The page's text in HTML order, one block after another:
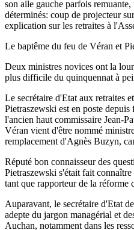
son aile gauche parfois remuante,
déterminés: coup de projecteur
explication sur les retraites à
Le baptême du feu de Véran et
Deux ministres novices ont la
plus difficile du quinquennat à
Le secrétaire d'Etat aux retraites
Pietraszewski est en poste
l'ancien haut commissaire Jean-
Véran vient d'être nommé
remplacement d'Agnès Buzyn,
Réputé bon connaisseur des
Pietraszewski s'était fait
tant que rapporteur de la réforme
Auparavant, le secrétaire d'Etat
adepte du jargon managérial et
Auchan, notamment dans les